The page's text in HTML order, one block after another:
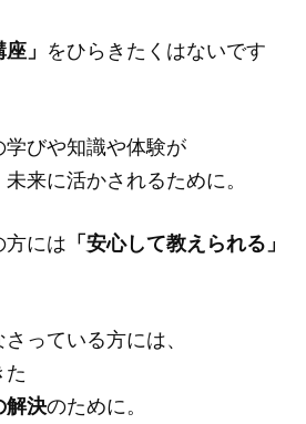
」
をひらきたくはないです
びや知識や体験が
来に活かされるために。
方には 「安心して教えられる」
っている方には、
た
解決のために。